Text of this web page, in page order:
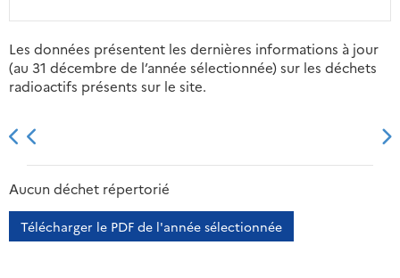
Les données présentent les dernières informations à jour
(au 31 décembre de l’année sélectionnée) sur les déchets
radioactifs présents sur le site.
2013 2014
Aucun déchet répertorié
Télécharger le PDF de l'année sélectionnée